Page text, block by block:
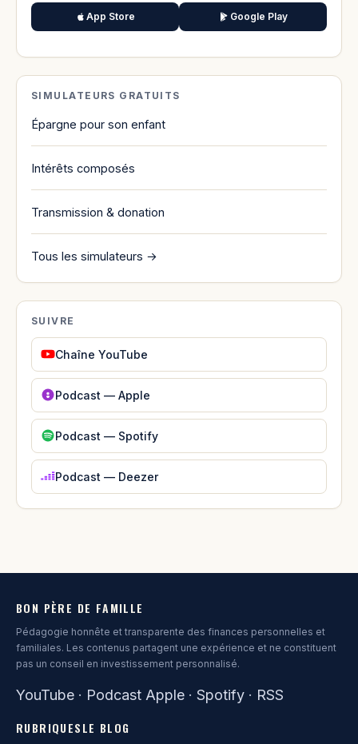
App Store Google Play
SIMULATEURS GRATUITS
Épargne pour son enfant
Intérêts composés
Transmission & donation
Tous les simulateurs →
SUIVRE
Chaîne YouTube
Podcast — Apple
Podcast — Spotify
Podcast — Deezer
BON PÈRE DE FAMILLE
Pédagogie honnête et transparente des finances personnelles et
familiales. Les contenus partagent une expérience et ne constituent
pas un conseil en investissement personnalisé.
YouTube · Podcast Apple · Spotify · RSS
RUBRIQUESLE BLOG